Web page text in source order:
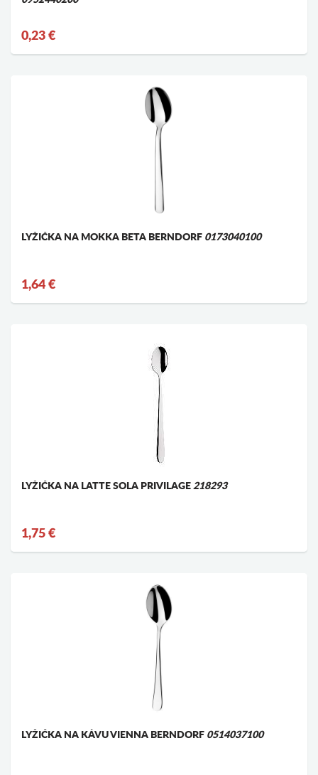
0,23 €
LYŽIČKA NA MOKKA BETA BERNDORF 0173040100
1,64 €
LYŽIČKA NA LATTE SOLA PRIVILAGE 218293
1,75 €
LYŽIČKA NA KÁVU VIENNA BERNDORF 0514037100